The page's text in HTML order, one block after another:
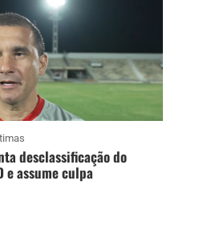
desclassificação do
e assume culpa